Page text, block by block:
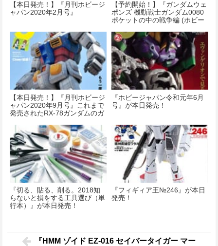
【本日発売！】『月刊ホビージ
ャパン2020年2月号』
【予約開始！】『ガンダムウェ
ポンズ 機動戦士ガンダム0080
ポケットの中の戦争編 (ホビー
【本日発売！】『月刊ホビージ
ャパン2020年9月号』これまで
発売されたRX-78ガンダムのガ
『ホビージャパン令和元年6月
号』が本日発売！
『切る、貼る、削る。2018知
らないと損をする工具選び（単
行本）』が本日発売！
『フィギィア王№246』が本日
発売！
『HMM ゾイド EZ-016 セイバータイガー マー